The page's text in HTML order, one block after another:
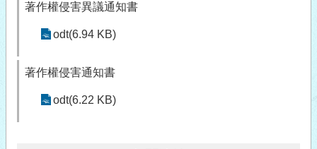
著作權侵害異議通知書
odt(6.94 KB)
著作權侵害通知書
odt(6.22 KB)